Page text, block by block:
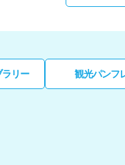
リー 観光パンフ